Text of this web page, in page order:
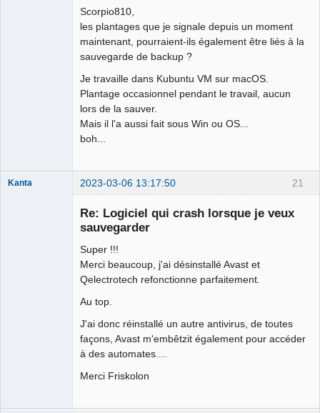
Scorpio810,
les plantages que je signale depuis un moment
maintenant, pourraient-ils également être liés à la
sauvegarde de backup ?
Je travaille dans Kubuntu VM sur macOS.
Plantage occasionnel pendant le travail, aucun
lors de la sauver.
Mais il l'a aussi fait sous Win ou OS...
boh...
21
Kanta 2023-03-06 13:17:50
Re: Logiciel qui crash lorsque je veux
sauvegarder
Super !!!
Merci beaucoup, j'ai désinstallé Avast et
Qelectrotech refonctionne parfaitement.
Au top.
J'ai donc réinstallé un autre antivirus, de toutes
façons, Avast m'embêtzit également pour accéder
à des automates....
Merci Friskolon